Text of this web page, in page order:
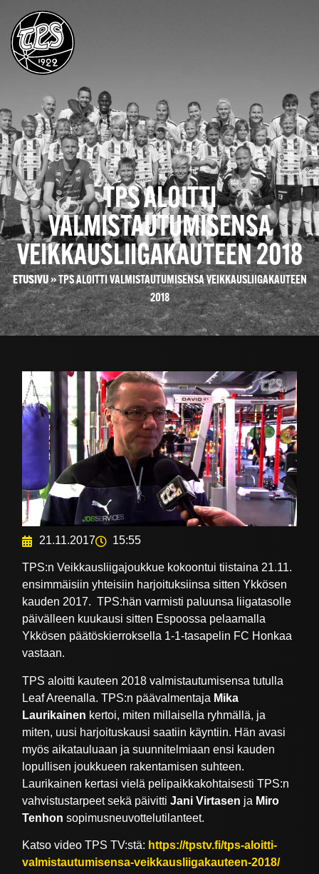
TPS ALOITTI
VALMISTAUTUMISENSA
VEIKKAUSLIIGAKAUTEEN 2018
ETUSIVU»TPS ALOITTI VALMISTAUTUMISENSA VEIKKAUSLIIGAKAUTEEN
2018
21.11.2017 15:55
TPS:n Veikkausliigajoukkue kokoontui tiistaina 21.11.
ensimmäisiin yhteisiin harjoituksiinsa sitten Ykkösen
kauden 2017. TPS:hän varmisti paluunsa liigatasolle
päivälleen kuukausi sitten Espoossa pelaamalla
Ykkösen päätöskierroksella 1-1-tasapelin FC Honkaa
vastaan.
TPS aloitti kauteen 2018 valmistautumisensa tutulla
Leaf Areenalla. TPS:n päävalmentaja Mika
Laurikainen kertoi, miten millaisella ryhmällä, ja
miten, uusi harjoituskausi saatiin käyntiin. Hän avasi
myös aikatauluaan ja suunnitelmiaan ensi kauden
lopullisen joukkueen rakentamisen suhteen.
Laurikainen kertasi vielä pelipaikkakohtaisesti TPS:n
vahvistustarpeet sekä päivittiJani Virtasen ja Miro
Tenhon sopimusneuvottelutilanteet.
Katso video TPS TV:stä: https://tpstv.fi/tps-aloitti-
valmistautumisensa-veikkausliigakauteen-2018/